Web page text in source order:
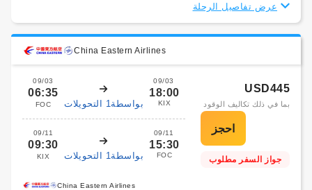
عرض تفاصيل الرحلة
China Eastern Airlines
09/03
06:35
FOC بواسطة1 التحويلات
09/03
18:00
KIX
09/11
09:30
KIX بواسطة1 التحويلات
09/11
15:30
FOC
USD445
بما في ذلك تكاليف الوقود
جواز السفر مطلوب
China Eastern Airlines